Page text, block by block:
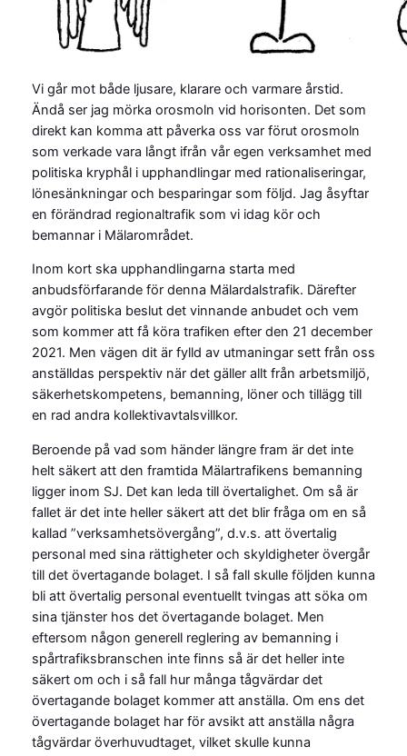
Vi går mot både ljusare, klarare och varmare årstid.
Ändå ser jag mörka orosmoln vid horisonten. Det som
direkt kan komma att påverka oss var förut orosmoln
som verkade vara långt ifrån vår egen verksamhet med
politiska kryphål i upphandlingar med rationaliseringar,
lönesänkningar och besparingar som följd. Jag åsyftar
en förändrad regionaltrafik som vi idag kör och
bemannar i Mälarområdet.
Inom kort ska upphandlingarna starta med
anbudsförfarande för denna Mälardalstrafik. Därefter
avgör politiska beslut det vinnande anbudet och vem
som kommer att få köra trafiken efter den 21 december
2021. Men vägen dit är fylld av utmaningar sett från oss
anställdas perspektiv när det gäller allt från arbetsmiljö,
säkerhetskompetens, bemanning, löner och tillägg till
en rad andra kollektivavtalsvillkor.
Beroende på vad som händer längre fram är det inte
helt säkert att den framtida Mälartrafikens bemanning
ligger inom SJ. Det kan leda till övertalighet. Om så är
fallet är det inte heller säkert att det blir fråga om en så
kallad ”verksamhetsövergång”, d.v.s. att övertalig
personal med sina rättigheter och skyldigheter övergår
till det övertagande bolaget. I så fall skulle följden kunna
bli att övertalig personal eventuellt tvingas att söka om
sina tjänster hos det övertagande bolaget. Men
eftersom någon generell reglering av bemanning i
spårtrafiksbranschen inte finns så är det heller inte
säkert om och i så fall hur många tågvärdar det
övertagande bolaget kommer att anställa. Om ens det
övertagande bolaget har för avsikt att anställa några
tågvärdar överhuvudtaget, vilket skulle kunna